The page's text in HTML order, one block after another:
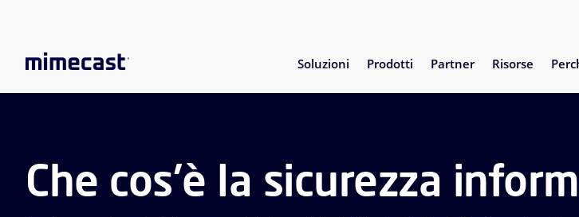
Soluzioni Prodotti Partner Risorse
Che cos'è la sicurezza